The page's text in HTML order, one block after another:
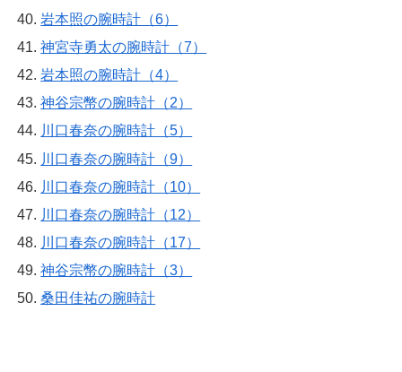
岩本照の腕時計（6）
神宮寺勇太の腕時計（7）
岩本照の腕時計（4）
神谷宗幣の腕時計（2）
川口春奈の腕時計（5）
川口春奈の腕時計（9）
川口春奈の腕時計（10）
川口春奈の腕時計（12）
川口春奈の腕時計（17）
神谷宗幣の腕時計（3）
桑田佳祐の腕時計